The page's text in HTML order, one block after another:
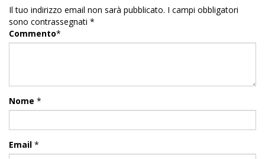
Il tuo indirizzo email non sarà pubblicato. I campi obbligatori
sono contrassegnati *
Commento*
Nome *
Email *